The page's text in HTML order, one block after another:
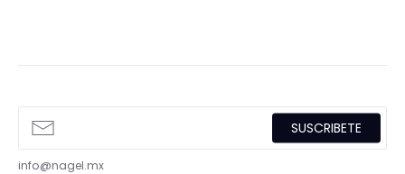
SUSCRIBETE
info@nagel.mx